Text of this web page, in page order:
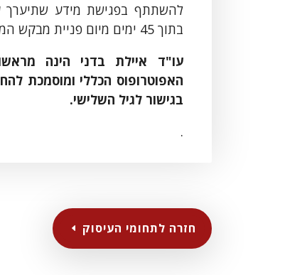
להשתתף בפגישת מידע שתיערך
בתוך 45 ימים מיום פניית מבקש המינוי או מי מטעמו לקיומה.
עו"ד איילת בדני הינה
האפוטרופוס הכללי ומוסמכת
בגישור לגיל השלישי.
.
חזרה לתחומי העיסוק